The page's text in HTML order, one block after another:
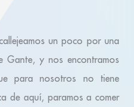
un poco por una
Gante, y nos encontramos
para nosotros no tiene
de aquí, paramos a comer